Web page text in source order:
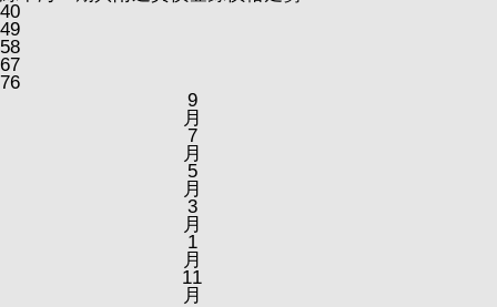
40
49
58
67
76
9
月
7
月
5
月
3
月
1
月
11
月